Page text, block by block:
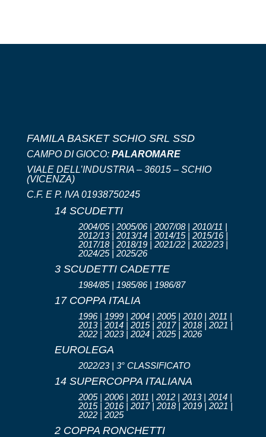
FAMILA BASKET SCHIO SRL SSD
CAMPO DI GIOCO: PALAROMARE
VIALE DELL’INDUSTRIA – 36015 – SCHIO
(VICENZA)
C.F. E P. IVA 01938750245
14 SCUDETTI
2004/05 | 2005/06 | 2007/08 | 2010/11 |
2012/13 | 2013/14 | 2014/15 | 2015/16 |
2017/18 | 2018/19 | 2021/22 | 2022/23 |
2024/25 | 2025/26
3 SCUDETTI CADETTE
1984/85 | 1985/86 | 1986/87
17 COPPA ITALIA
1996 | 1999 | 2004 | 2005 | 2010 | 2011 |
2013 | 2014 | 2015 | 2017 | 2018 | 2021 |
2022 | 2023 | 2024 | 2025 | 2026
EUROLEGA
2022/23 | 3° CLASSIFICATO
14 SUPERCOPPA ITALIANA
2005 | 2006 | 2011 | 2012 | 2013 | 2014 |
2015 | 2016 | 2017 | 2018 | 2019 | 2021 |
2022 | 2025
2 COPPA RONCHETTI